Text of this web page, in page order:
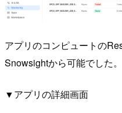
アプリのコンピュートの
Snowsightから可能でした。
▼アプリの詳細画面